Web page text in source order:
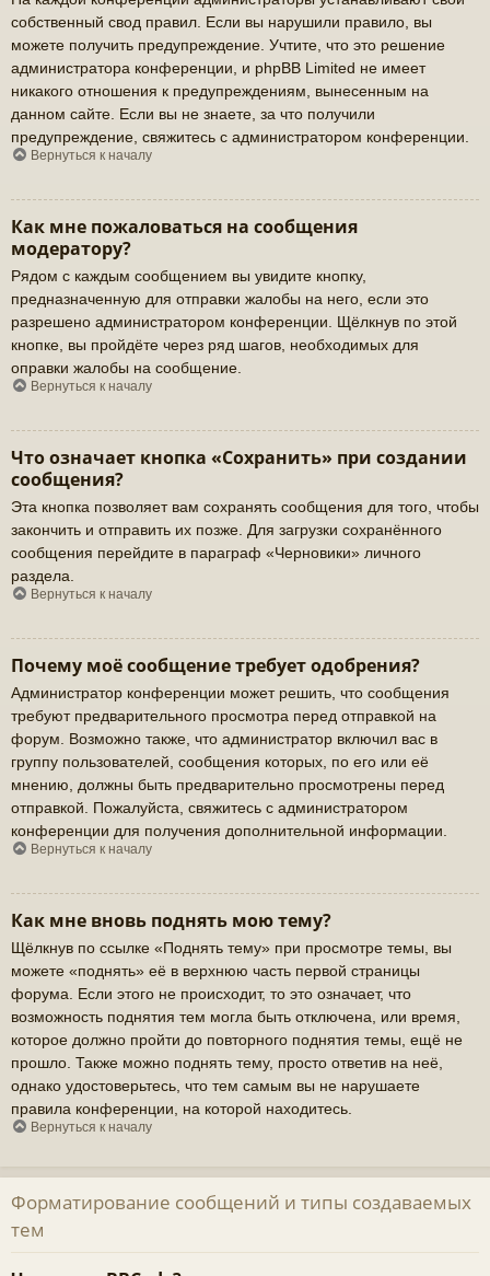
собственный свод правил. Если вы нарушили правило, вы
можете получить предупреждение. Учтите, что это решение
администратора конференции, и phpBB Limited не имеет
никакого отношения к предупреждениям, вынесенным на
данном сайте. Если вы не знаете, за что получили
предупреждение, свяжитесь с администратором конференции.
Вернуться к началу
Как мне пожаловаться на сообщения
модератору?
Рядом с каждым сообщением вы увидите кнопку,
предназначенную для отправки жалобы на него, если это
разрешено администратором конференции. Щёлкнув по этой
кнопке, вы пройдёте через ряд шагов, необходимых для
оправки жалобы на сообщение.
Вернуться к началу
Что означает кнопка «Сохранить» при создании
сообщения?
Эта кнопка позволяет вам сохранять сообщения для того, чтобы
закончить и отправить их позже. Для загрузки сохранённого
сообщения перейдите в параграф «Черновики» личного
раздела.
Вернуться к началу
Почему моё сообщение требует одобрения?
Администратор конференции может решить, что сообщения
требуют предварительного просмотра перед отправкой на
форум. Возможно также, что администратор включил вас в
группу пользователей, сообщения которых, по его или её
мнению, должны быть предварительно просмотрены перед
отправкой. Пожалуйста, свяжитесь с администратором
конференции для получения дополнительной информации.
Вернуться к началу
Как мне вновь поднять мою тему?
Щёлкнув по ссылке «Поднять тему» при просмотре темы, вы
можете «поднять» её в верхнюю часть первой страницы
форума. Если этого не происходит, то это означает, что
возможность поднятия тем могла быть отключена, или время,
которое должно пройти до повторного поднятия темы, ещё не
прошло. Также можно поднять тему, просто ответив на неё,
однако удостоверьтесь, что тем самым вы не нарушаете
правила конференции, на которой находитесь.
Вернуться к началу
Форматирование сообщений и типы создаваемых
тем